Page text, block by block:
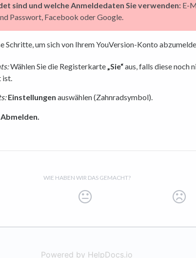
sind und welche Anmeldedaten Sie verwenden: E-
Passwort, Facebook oder Google.
Schritte, um sich von Ihrem YouVersion-Konto
Wählen Sie die Registerkarte „Sie“aus, falls diese noch
Einstellungen auswählen (Zahnradsymbol).
Abmelden.
WIE HABEN WIR DAS GEMACHT?
Powered by HelpDocs.io